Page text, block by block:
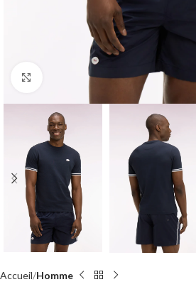
Click to enlarge
Accueil Homme